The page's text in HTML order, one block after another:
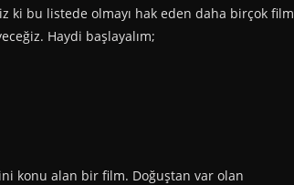
ki bu listede olmayı hak eden daha birçok film
Haydi başlayalım;
konu alan bir film. Doğuştan var olan